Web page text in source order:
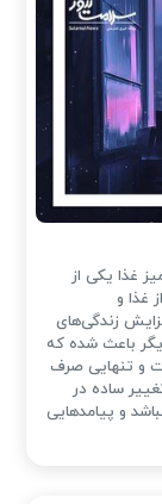
غذا یکی از
غذا و
زندگی‌های
باعث شده که
و تنهایی صرف
ساده در
و پیامدهایی